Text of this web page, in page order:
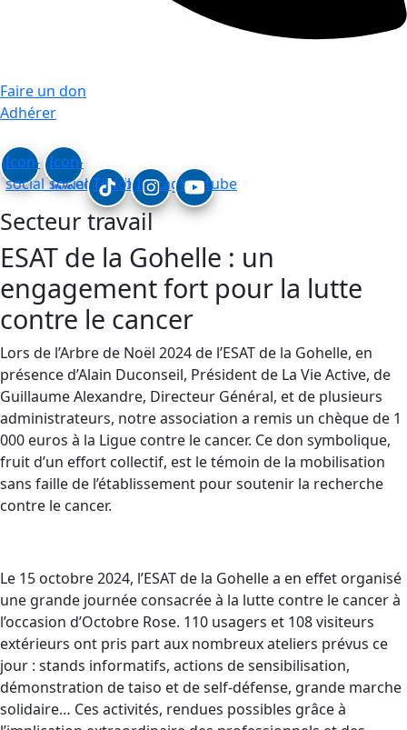
Faire un don
Adhérer
Icon-
social_linkedin
Icon-
social_facebook
TiktokInstagramYoutube
Secteur travail
ESAT de la Gohelle : un
engagement fort pour la lutte
contre le cancer
Lors de l’Arbre de Noël 2024 de l’ESAT de la Gohelle, en
présence d’Alain Duconseil, Président de La Vie Active, de
Guillaume Alexandre, Directeur Général, et de plusieurs
administrateurs, notre association a remis un chèque de 1
000 euros à la Ligue contre le cancer. Ce don symbolique,
fruit d’un effort collectif, est le témoin de la mobilisation
sans faille de l’établissement pour soutenir la recherche
contre le cancer.
Le 15 octobre 2024, l’ESAT de la Gohelle a en effet organisé
une grande journée consacrée à la lutte contre le cancer à
l’occasion d’Octobre Rose. 110 usagers et 108 visiteurs
extérieurs ont pris part aux nombreux ateliers prévus ce
jour : stands informatifs, actions de sensibilisation,
démonstration de taiso et de self-défense, grande marche
solidaire… Ces activités, rendues possibles grâce à